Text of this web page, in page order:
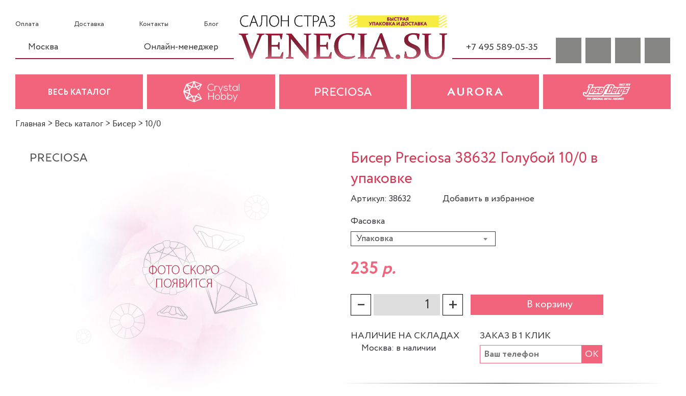
Оплата Доставка Контакты Блог
Москва Онлайн-менеджер +7 495 589-05-35
ВЕСЬ КАТАЛОГ
Главная > Весь каталог > Бисер > 10/0
Бисер Preciosa 38632 Голубой 10/0 в
упаковке
Артикул: 38632
Добавить в избранное
Фасовка
Упаковка
235 р.
– + В корзину
НАЛИЧИЕ НА СКЛАДАХ
Москва: в наличии
ЗАКАЗ В 1 КЛИК
ОК